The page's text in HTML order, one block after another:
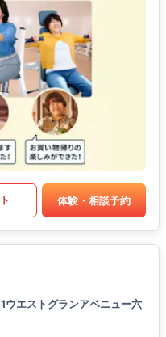
体験・相談予約
ウエストグランアベニュー六